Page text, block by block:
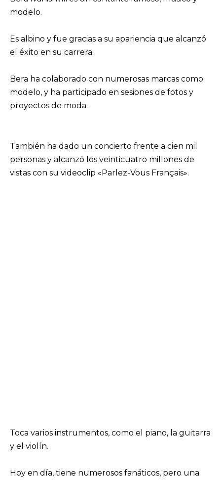
modelo.
Es albino y fue gracias a su apariencia que alcanzó
el éxito en su carrera.
Bera ha colaborado con numerosas marcas como
modelo, y ha participado en sesiones de fotos y
proyectos de moda.
También ha dado un concierto frente a cien mil
personas y alcanzó los veinticuatro millones de
vistas con su videoclip «Parlez-Vous Français».
Toca varios instrumentos, como el piano, la guitarra
y el violín.
Hoy en día, tiene numerosos fanáticos, pero una